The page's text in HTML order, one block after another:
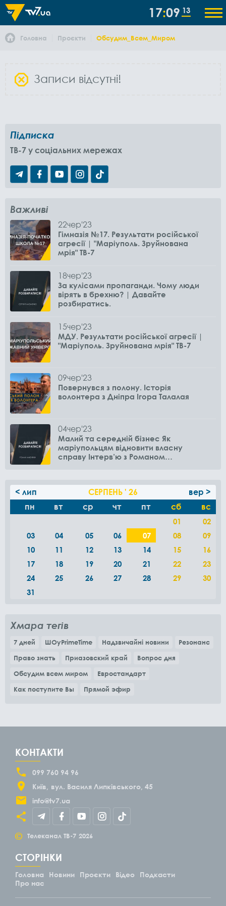
17 09 14
Головна Проєкти Обсудим_Всем_Миром
Записи відсутні!
Підписка
TB-7 у соціальних мережах
Важливі
22чер'23
Гімназія №17. Результати російської
агресії | "Маріуполь. Зруйнована
мрія" ТВ-7
18чер'23
За кулісами пропаганди. Чому люди
вірять в брехню? | Давайте
розбиратись.
15чер'23
МДУ. Результати російської агресії |
"Маріуполь. Зруйнована мрія" ТВ-7
09чер'23
Повернувся з полону. Історія
волонтера з Дніпра Ігора Талалая
04чер'23
Малий та середній бізнес Як
маріупольцям відновити власну
справу Інтерв’ю з Романом
< лип СЕРПЕНЬ ' 26
вер >
пн
вт ср чт пт сб вс
01
02
03
04 05 06 07 08
09
10
11 12 13 14 15
16
17
18 19 20 21 22
23
24
25 26 27 28 29
30
31
Хмара тегів
7 дней ШОуPrimeTime Надзвичайні новини
Резонанс
Право знать
Приазовский край
Вопрос дня
Обсудим всем миром
Евростандарт
Как поступите Вы
Прямой эфир
КОНТАКТИ
099 760 94 96
Київ
вул. Василя Липківського, 45
info@tv7.ua
© Телеканал ТВ-7 2026
СТОРІНКИ
Головна Новини Проєкти Відео
Подкасти
Про нас